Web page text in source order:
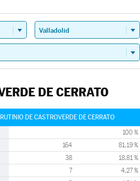
DE CERRATO
DE CASTROVERDE DE CERRATO
100 %
164 81,19 %
38 18,81 %
7 4,27 %